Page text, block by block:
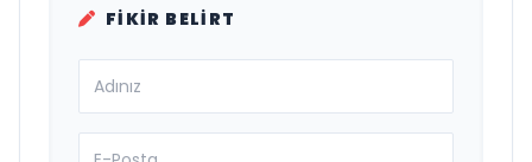
FIKIR BELIRT